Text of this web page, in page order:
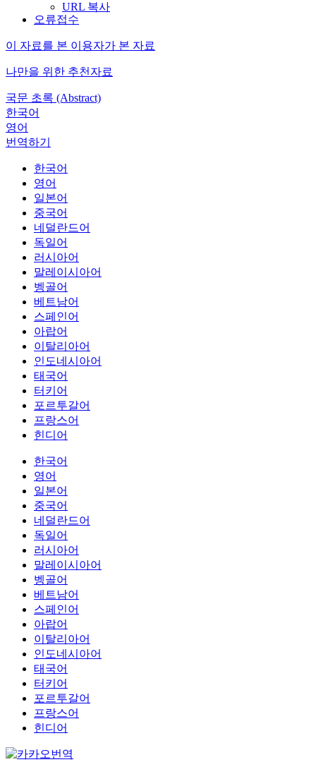
URL 복사
오류접수
이 자료를 본 이용자가 본 자료
나만을 위한 추천자료
국문 초록 (Abstract)
한국어
영어
번역하기
한국어
영어
일본어
중국어
네덜란드어
독일어
러시아어
말레이시아어
벵골어
베트남어
스페인어
아랍어
이탈리아어
인도네시아어
태국어
터키어
포르투갈어
프랑스어
힌디어
한국어
영어
일본어
중국어
네덜란드어
독일어
러시아어
말레이시아어
벵골어
베트남어
스페인어
아랍어
이탈리아어
인도네시아어
태국어
터키어
포르투갈어
프랑스어
힌디어